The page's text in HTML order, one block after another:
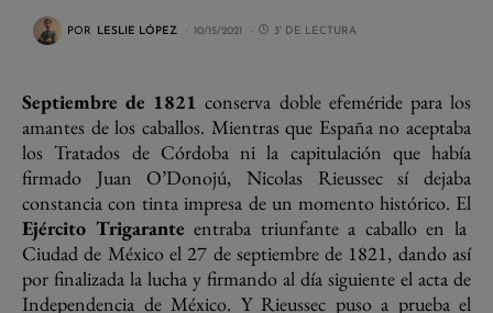
POR LESLIE LÓPEZ 10/15/2021 3' DE LECTURA
Septiembre de 1821conserva doble efeméride para los
amantes de los caballos. Mientras que España no aceptaba
los Tratados de Córdoba ni la capitulación que había
firmado Juan O’Donojú, Nicolas Rieussec sí dejaba
constancia con tinta impresa de un momento histórico. El
Ejército Trigarante entraba triunfante a caballo en la
Ciudad de México el 27 de septiembre de 1821, dando así
por finalizada la lucha y firmando al día siguiente el acta de
Independencia de México. Y Rieussec puso a prueba el